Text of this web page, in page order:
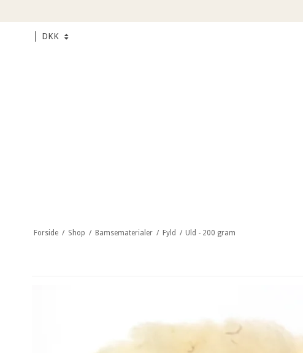
DKK
Forside / Shop / Bamsematerialer / Fyld / Uld - 200 gram